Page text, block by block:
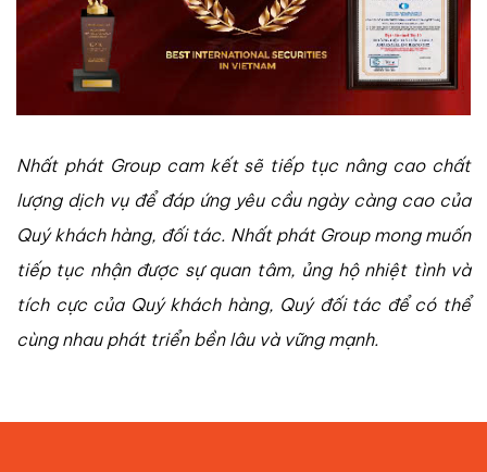
Nhất phát Group cam kết sẽ tiếp tục nâng cao chất
lượng dịch vụ để đáp ứng yêu cầu ngày càng cao của
Quý khách hàng, đối tác. Nhất phát Group mong muốn
tiếp tục nhận được sự quan tâm, ủng hộ nhiệt tình và
tích cực của Quý khách hàng, Quý đối tác để có thể
cùng nhau phát triển bền lâu và vững mạnh.